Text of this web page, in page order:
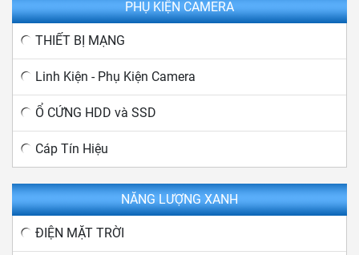
PHỤ KIỆN CAMERA
THIẾT BỊ MẠNG
Linh Kiện - Phụ Kiện Camera
Ổ CỨNG HDD và SSD
Cáp Tín Hiệu
NĂNG LƯỢNG XANH
ĐIỆN MẶT TRỜI